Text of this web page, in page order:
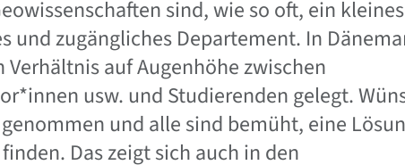
sind, wie so oft, ein
und zugängliches Departement. In
auf Augenhöhe zwischen
usw. und Studierenden gelegt.
und alle sind bemüht, eine
Das zeigt sich auch in den